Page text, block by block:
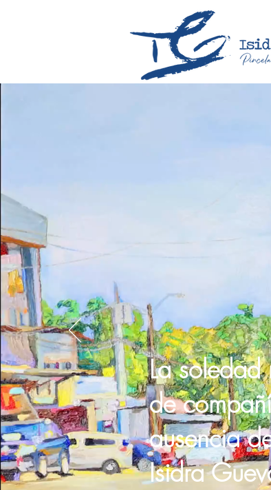
La soledad
de
ausencia
Isidra